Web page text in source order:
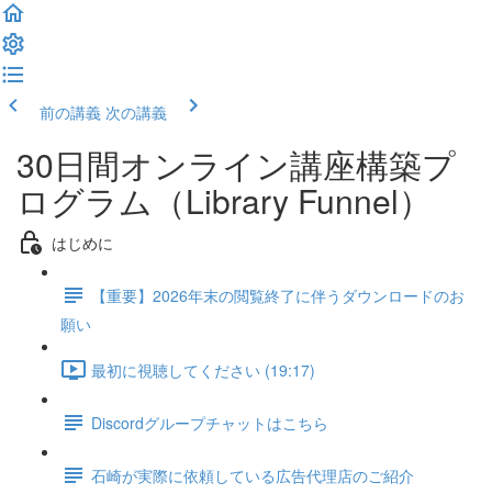
前の講義 次の講義
30日間オンライン講座構築プ
ログラム（Library Funnel）
はじめに
【重要】2026年末の閲覧終了に伴うダウンロードのお
願い
最初に視聴してください (19:17)
Discordグループチャットはこちら
石崎が実際に依頼している広告代理店のご紹介